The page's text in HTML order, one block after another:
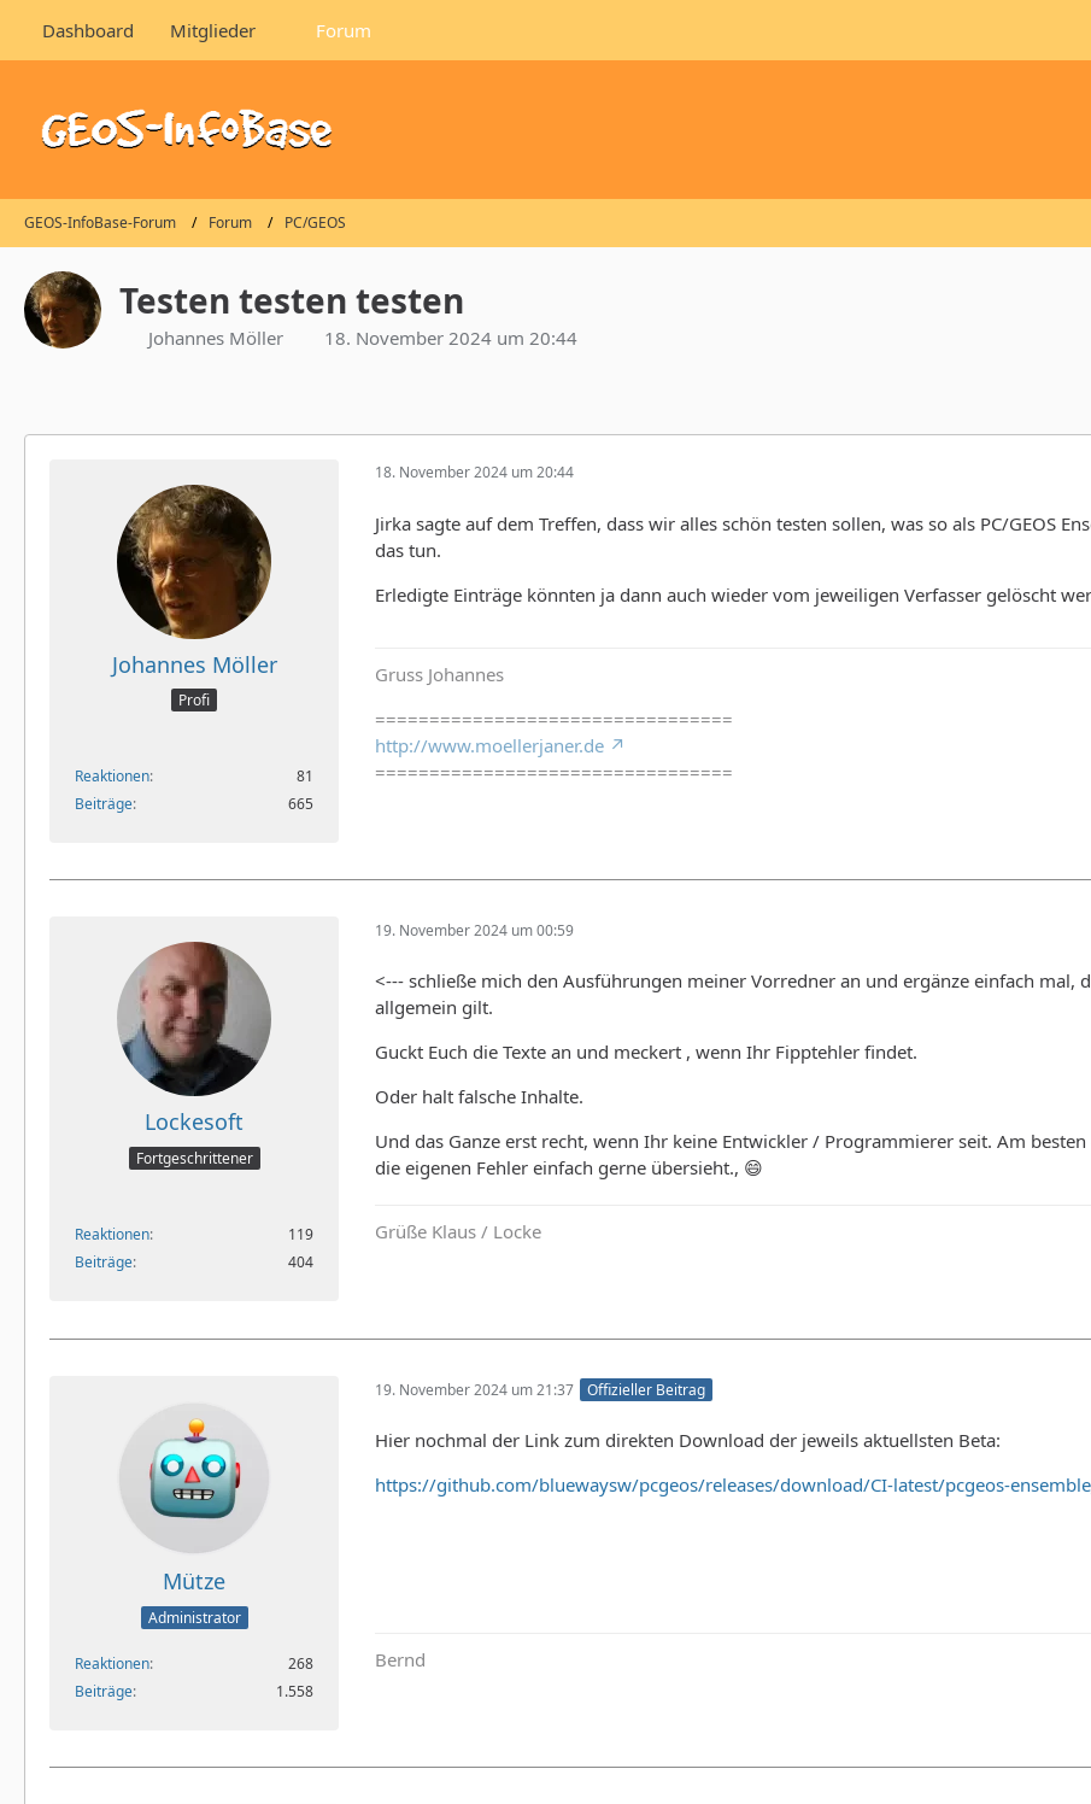
Dashboard Mitglieder Forum
GEOS-InfoBase-Forum Forum PC/GEOS
Testen testen testen
Johannes Möller 18. November 2024 um 20:44
Johannes Möller
Profi
Reaktionen
81
Beiträge
665
18. November 2024 um 20:44
Jirka sagte auf dem Treffen, dass wir alles schön testen sollen, was so als PC/GEOS
das tun.
Erledigte Einträge könnten ja dann auch wieder vom jeweiligen Verfasser gelöscht
Gruss Johannes
=================================
http://www.moellerjaner.de
=================================
Lockesoft
Fortgeschrittener
Reaktionen
119
Beiträge
404
19. November 2024 um 00:59
<--- schließe mich den Ausführungen meiner Vorredner an und ergänze einfach mal,
allgemein gilt.
Guckt Euch die Texte an und meckert , wenn Ihr Fipptehler findet.
Oder halt falsche Inhalte.
Und das Ganze erst recht, wenn Ihr keine Entwickler / Programmierer seit. Am
die eigenen Fehler einfach gerne übersieht., 😄
Grüße Klaus / Locke
Mütze
Administrator
Reaktionen
268
Beiträge
1.558
19. November 2024 um 21:37 Offizieller Beitrag
Hier nochmal der Link zum direkten Download der jeweils aktuellsten Beta:
https://github.com/bluewaysw/pcgeos/releases/download/CI-latest/pcgeos-
Bernd